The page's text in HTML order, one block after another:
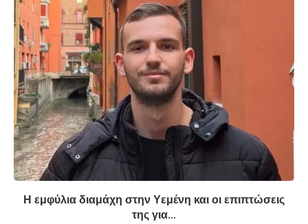
Η εμφύλια διαμάχη στην Υεμένη και οι επιπτώσεις
της για...